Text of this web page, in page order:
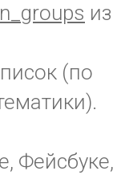
из
(по
Фейсбуке,